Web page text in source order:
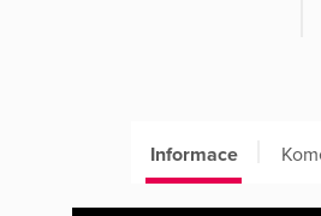
Informace